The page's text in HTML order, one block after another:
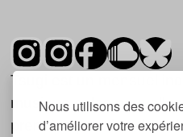
Nous utilisons des
d’améliorer votre
Tsugi est un mensuel
musique et les
première parution date